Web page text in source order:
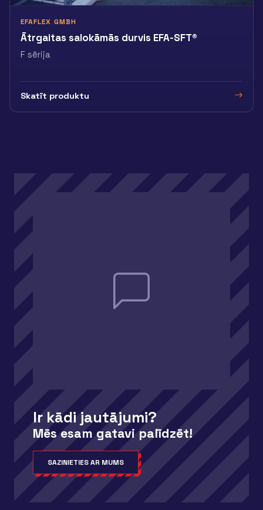
EFAFLEX GMBH
Ātrgaitas salokāmās durvis EFA-SFT®
F sērija
Skatīt produktu
Ir kādi jautājumi?
Mēs esam gatavi palīdzēt!
SAZINIETIES AR MUMS